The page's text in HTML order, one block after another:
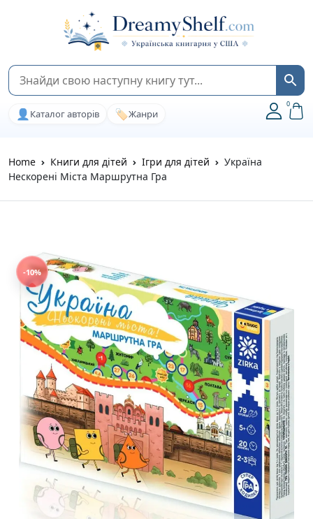
👤 Каталог авторів 🏷️Жанри
0
Home Книги для дітей Ігри для дітей
Україна
Нескорені Міста Маршрутна Гра
-10%